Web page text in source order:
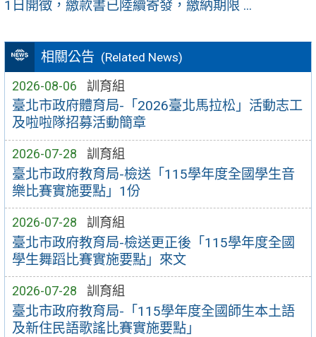
相關公告 (Related News)
2026-08-06 訓育組
臺北市政府體育局-「2026臺北馬拉松」活動志工
及啦啦隊招募活動簡章
2026-07-28 訓育組
臺北市政府教育局-檢送「115學年度全國學生音
樂比賽實施要點」1份
2026-07-28 訓育組
臺北市政府教育局-檢送更正後「115學年度全國
學生舞蹈比賽實施要點」來文
2026-07-28 訓育組
臺北市政府教育局-「115學年度全國師生本土語
及新住民語歌謠比賽實施要點」
1日開徵，繳款書已陸續寄發，繳納期限 ...